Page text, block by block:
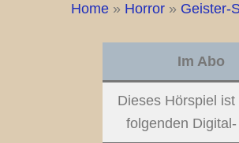
Home » Horror » Geister-
Im Abo
Dieses Hörspiel ist
folgenden Digital-